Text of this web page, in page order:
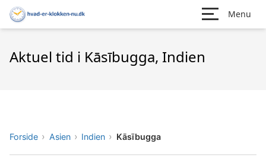
Menu
Aktuel tid i Kāsībugga, Indien
Forside Asien Indien Kāsībugga